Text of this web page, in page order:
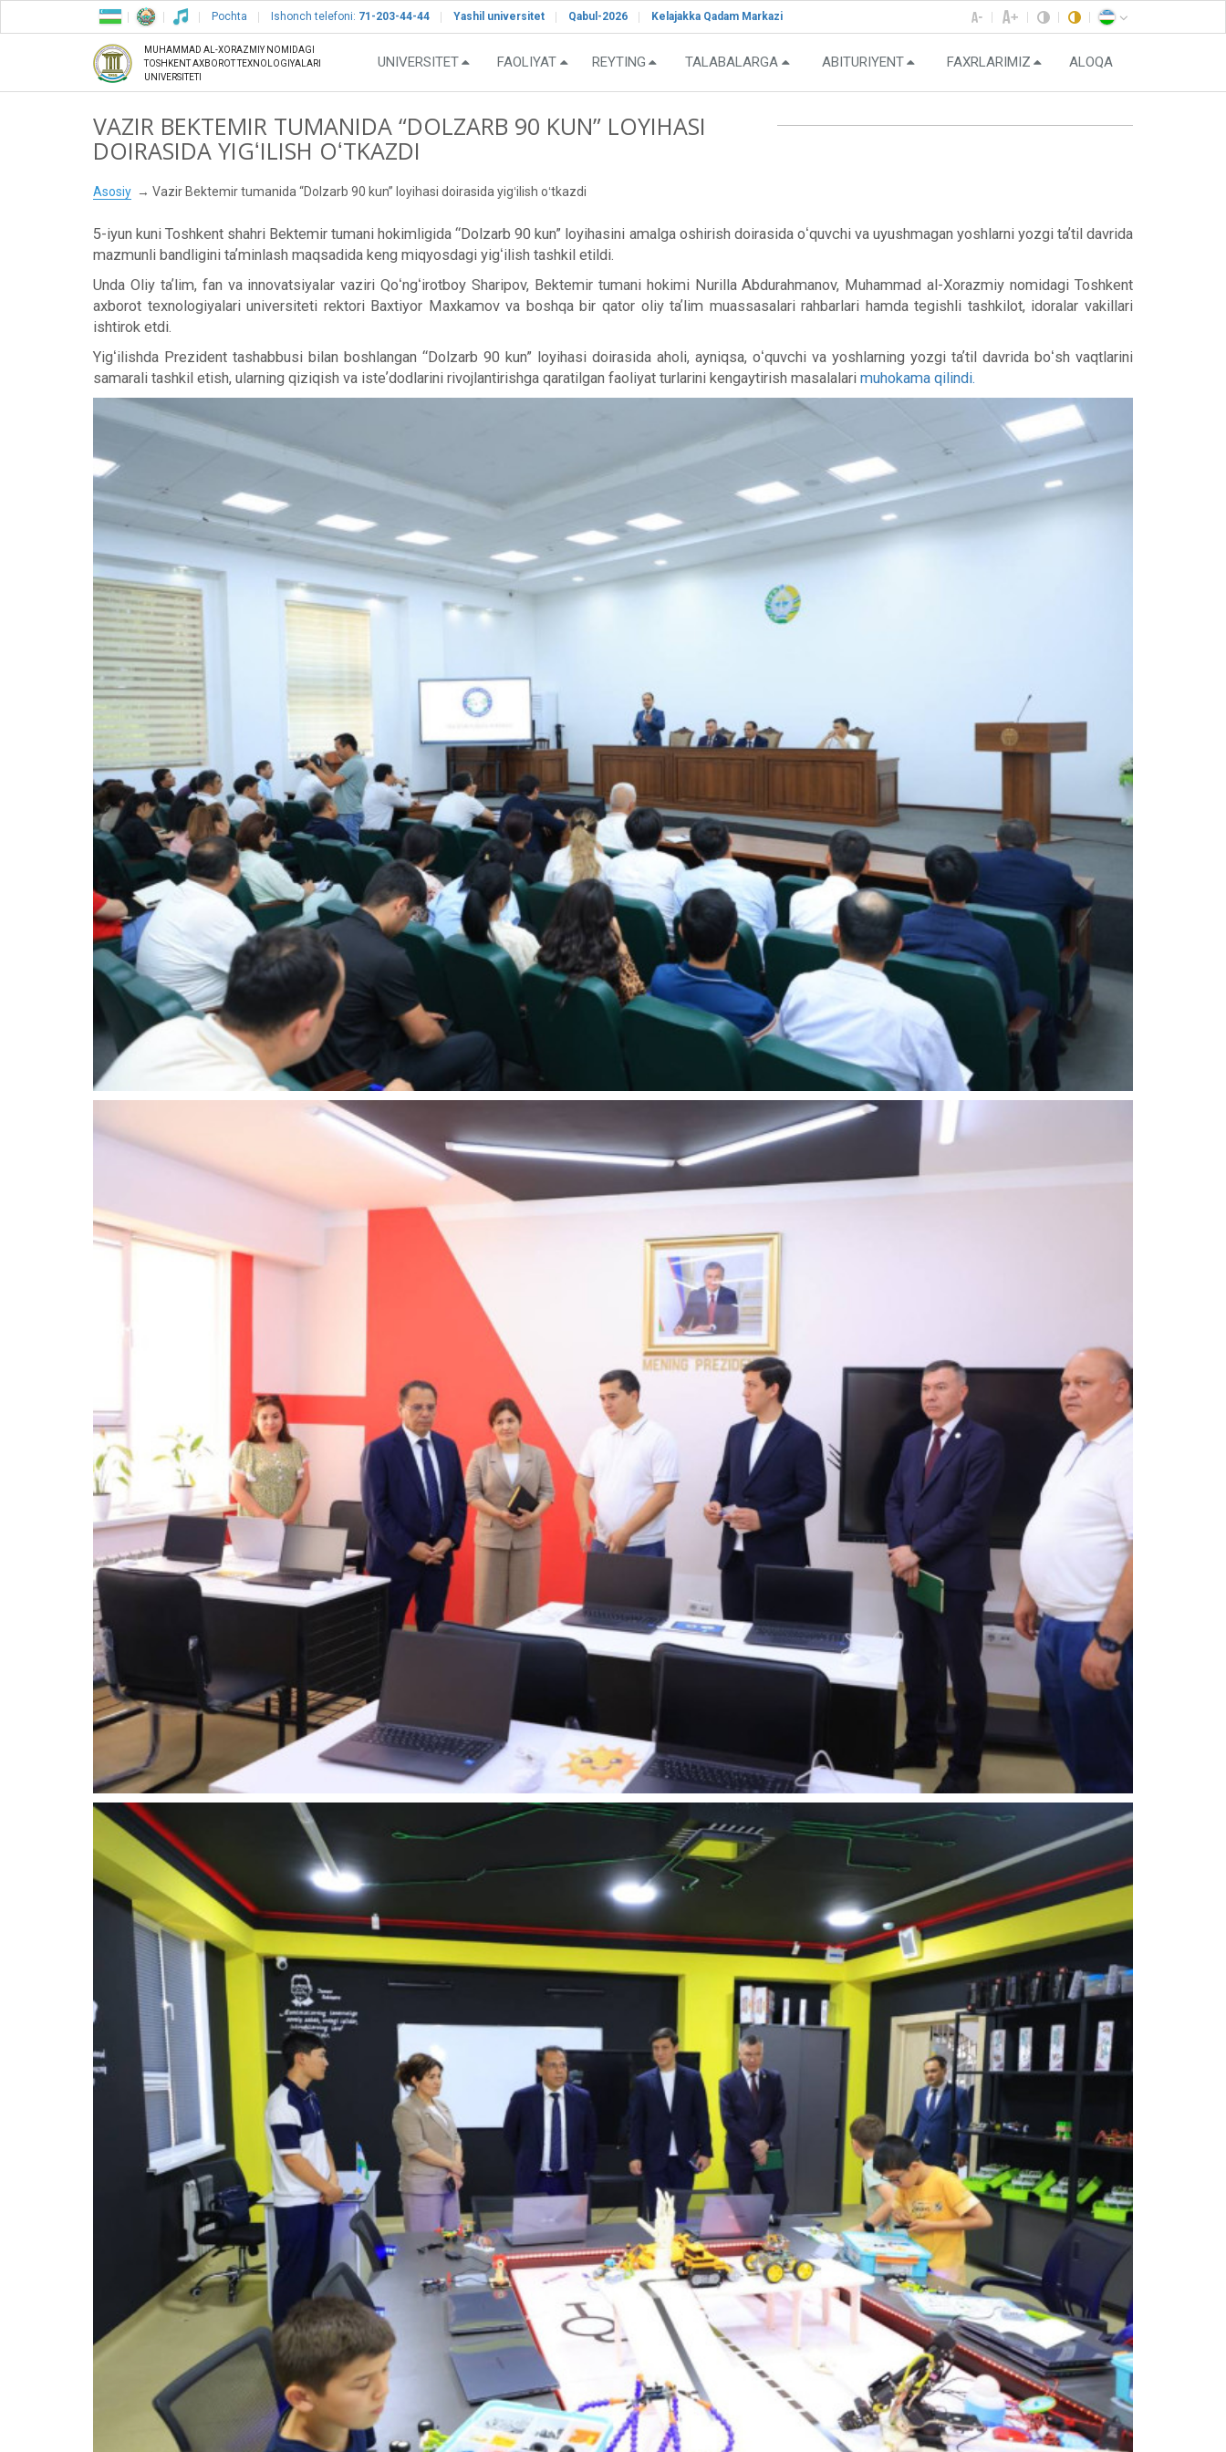
Pochta Ishonch telefoni: 71-203-44-44 Yashil universitet Qabul-2026 Kelajakka Qadam Markazi
MUHAMMAD AL-XORAZMIY NOMIDAGI
TOSHKENT AXBOROT TEXNOLOGIYALARI
UNIVERSITETI
UNIVERSITET FAOLIYAT REYTING TALABALARGA ABITURIYENT FAXRLARIMIZ ALOQA
VAZIR BEKTEMIR TUMANIDA “DOLZARB 90 KUN” LOYIHASI
DOIRASIDA YIGʻILISH OʻTKAZDI
Asosiy Vazir Bektemir tumanida “Dolzarb 90 kun” loyihasi doirasida yigʻilish oʻtkazdi
5-iyun kuni Toshkent shahri Bektemir tumani hokimligida “Dolzarb 90 kun” loyihasini amalga oshirish doirasida oʻquvchi va uyushmagan yoshlarni yozgi taʼtil davrida
mazmunli bandligini taʼminlash maqsadida keng miqyosdagi yigʻilish tashkil etildi.
Unda Oliy taʼlim, fan va innovatsiyalar vaziri Qoʻngʻirotboy Sharipov, Bektemir tumani hokimi Nurilla Abdurahmanov, Muhammad al-Xorazmiy nomidagi Toshkent
axborot texnologiyalari universiteti rektori Baxtiyor Maxkamov va boshqa bir qator oliy taʼlim muassasalari rahbarlari hamda tegishli tashkilot, idoralar vakillari
ishtirok etdi.
Yigʻilishda Prezident tashabbusi bilan boshlangan “Dolzarb 90 kun” loyihasi doirasida aholi, ayniqsa, oʻquvchi va yoshlarning yozgi taʼtil davrida boʻsh vaqtlarini
samarali tashkil etish, ularning qiziqish va isteʼdodlarini rivojlantirishga qaratilgan faoliyat turlarini kengaytirish masalalari muhokama qilindi.